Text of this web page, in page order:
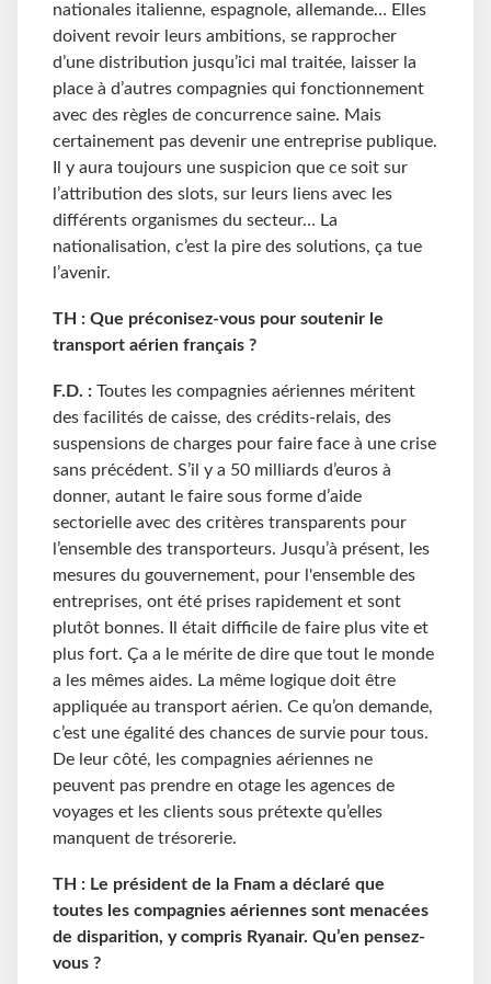
nationales italienne, espagnole, allemande… Elles
doivent revoir leurs ambitions, se rapprocher
d’une distribution jusqu’ici mal traitée, laisser la
place à d’autres compagnies qui fonctionnement
avec des règles de concurrence saine. Mais
certainement pas devenir une entreprise publique.
Il y aura toujours une suspicion que ce soit sur
l’attribution des slots, sur leurs liens avec les
différents organismes du secteur… La
nationalisation, c’est la pire des solutions, ça tue
l’avenir.
TH : Que préconisez-vous pour soutenir le
transport aérien français ?
F.D. : Toutes les compagnies aériennes méritent
des facilités de caisse, des crédits-relais, des
suspensions de charges pour faire face à une crise
sans précédent. S’il y a 50 milliards d’euros à
donner, autant le faire sous forme d’aide
sectorielle avec des critères transparents pour
l’ensemble des transporteurs. Jusqu’à présent, les
mesures du gouvernement, pour l'ensemble des
entreprises, ont été prises rapidement et sont
plutôt bonnes. Il était difficile de faire plus vite et
plus fort. Ça a le mérite de dire que tout le monde
a les mêmes aides. La même logique doit être
appliquée au transport aérien. Ce qu’on demande,
c’est une égalité des chances de survie pour tous.
De leur côté, les compagnies aériennes ne
peuvent pas prendre en otage les agences de
voyages et les clients sous prétexte qu’elles
manquent de trésorerie.
TH : Le président de la Fnam a déclaré que
toutes les compagnies aériennes sont menacées
de disparition, y compris Ryanair. Qu’en pensez-
vous ?